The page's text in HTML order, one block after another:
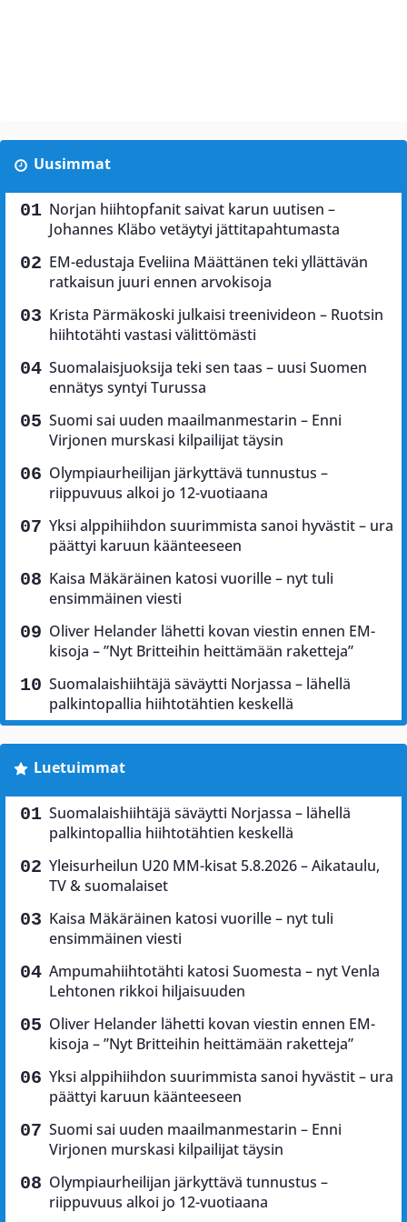
Uusimmat
Norjan hiihtopfanit saivat karun uutisen –
Johannes Kläbo vetäytyi jättitapahtumasta
EM-edustaja Eveliina Määttänen teki yllättävän
ratkaisun juuri ennen arvokisoja
Krista Pärmäkoski julkaisi treenivideon – Ruotsin
hiihtotähti vastasi välittömästi
Suomalaisjuoksija teki sen taas – uusi Suomen
ennätys syntyi Turussa
Suomi sai uuden maailmanmestarin – Enni
Virjonen murskasi kilpailijat täysin
Olympiaurheilijan järkyttävä tunnustus –
riippuvuus alkoi jo 12-vuotiaana
Yksi alppihiihdon suurimmista sanoi hyvästit – ura
päättyi karuun käänteeseen
Kaisa Mäkäräinen katosi vuorille – nyt tuli
ensimmäinen viesti
Oliver Helander lähetti kovan viestin ennen EM-
kisoja – ”Nyt Britteihin heittämään raketteja”
Suomalaishiihtäjä säväytti Norjassa – lähellä
palkintopallia hiihtotähtien keskellä
Luetuimmat
Suomalaishiihtäjä säväytti Norjassa – lähellä
palkintopallia hiihtotähtien keskellä
Yleisurheilun U20 MM-kisat 5.8.2026 – Aikataulu,
TV & suomalaiset
Kaisa Mäkäräinen katosi vuorille – nyt tuli
ensimmäinen viesti
Ampumahiihtotähti katosi Suomesta – nyt Venla
Lehtonen rikkoi hiljaisuuden
Oliver Helander lähetti kovan viestin ennen EM-
kisoja – ”Nyt Britteihin heittämään raketteja”
Yksi alppihiihdon suurimmista sanoi hyvästit – ura
päättyi karuun käänteeseen
Suomi sai uuden maailmanmestarin – Enni
Virjonen murskasi kilpailijat täysin
Olympiaurheilijan järkyttävä tunnustus –
riippuvuus alkoi jo 12-vuotiaana